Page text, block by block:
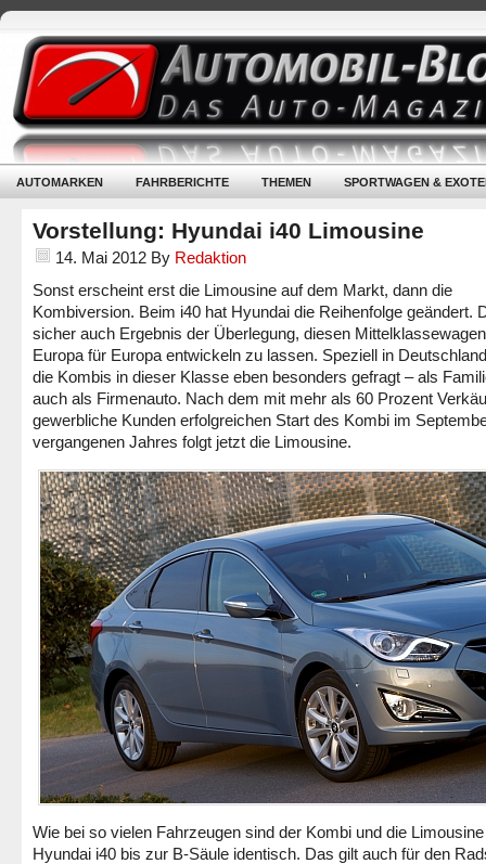
AUTOMARKEN FAHRBERICHTE THEMEN SPORTWAGEN &
Vorstellung: Hyundai i40 Limousine
14. Mai 2012 By Redaktion
Sonst erscheint erst die Limousine auf dem Markt, dann die
Kombiversion. Beim i40 hat Hyundai die Reihenfolge geändert.
sicher auch Ergebnis der Überlegung, diesen
Europa für Europa entwickeln zu lassen. Speziell in
die Kombis in dieser Klasse eben besonders gefragt – als
auch als Firmenauto. Nach dem mit mehr als 60 Prozent
gewerbliche Kunden erfolgreichen Start des Kombi im
vergangenen Jahres folgt jetzt die Limousine.
Wie bei so vielen Fahrzeugen sind der Kombi und die
Hyundai i40 bis zur B-Säule identisch. Das gilt auch für den